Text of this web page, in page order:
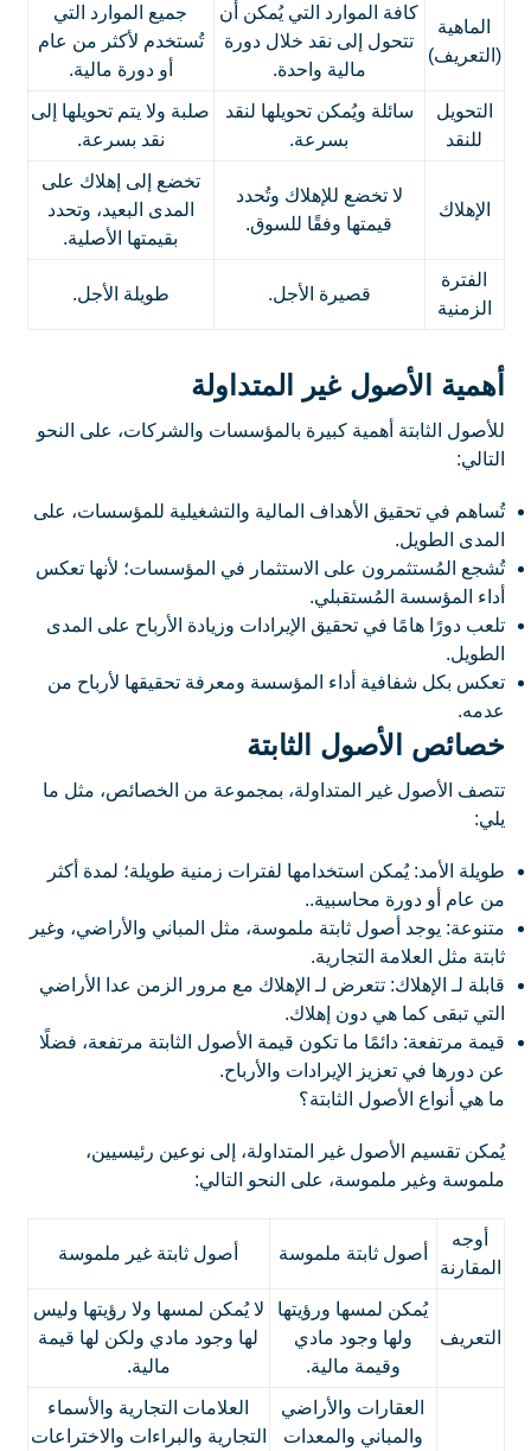
الماهية
(التعريف)
كافة الموارد التي يُمكن أن
تتحول إلى نقد خلال دورة
مالية واحدة.
جميع الموارد التي
تُستخدم لأكثر من عام
أو دورة مالية.
التحويل
للنقد
سائلة ويُمكن تحويلها لنقد
بسرعة.
صلبة ولا يتم تحويلها إلى
نقد بسرعة.
الإهلاك
لا تخضع للإهلاك وتُحدد
قيمتها وفقًا للسوق.
تخضع إلى إهلاك على
المدى البعيد، وتحدد
بقيمتها الأصلية.
الفترة
الزمنية
قصيرة الأجل. طويلة الأجل.
أهمية الأصول غير المتداولة
للأصول الثابتة أهمية كبيرة بالمؤسسات والشركات، على النحو
التالي:
تُساهم في تحقيق الأهداف المالية والتشغيلية للمؤسسات، على
المدى الطويل.
تُشجع المُستثمرون على الاستثمار في المؤسسات؛ لأنها تعكس
أداء المؤسسة المُستقبلي.
تلعب دورًا هامًا في تحقيق الإيرادات وزيادة الأرباح على المدى
الطويل.
تعكس بكل شفافية أداء المؤسسة ومعرفة تحقيقها لأرباح من
عدمه.
خصائص الأصول الثابتة
تتصف الأصول غير المتداولة، بمجموعة من الخصائص، مثل ما
يلي:
طويلة الأمد: يُمكن استخدامها لفترات زمنية طويلة؛ لمدة أكثر
من عام أو دورة محاسبية..
متنوعة: يوجد أصول ثابتة ملموسة، مثل المباني والأراضي، وغير
ثابتة مثل العلامة التجارية.
قابلة لـ الإهلاك: تتعرض لـ الإهلاك مع مرور الزمن عدا الأراضي
التي تبقى كما هي دون إهلاك.
قيمة مرتفعة: دائمًا ما تكون قيمة الأصول الثابتة مرتفعة، فضلًا
عن دورها في تعزيز الإيرادات والأرباح.
ما هي أنواع الأصول الثابتة؟
يُمكن تقسيم الأصول غير المتداولة، إلى نوعين رئيسيين،
ملموسة وغير ملموسة، على النحو التالي:
أوجه
المقارنة
أصول ثابتة ملموسة أصول ثابتة غير ملموسة
التعريف
يُمكن لمسها ورؤيتها
ولها وجود مادي
وقيمة مالية.
لا يُمكن لمسها ولا رؤيتها وليس
لها وجود مادي ولكن لها قيمة
مالية.
العقارات والأراضي
والمباني والمعدات
العلامات التجارية والأسماء
التجارية والبراءات والاختراعات